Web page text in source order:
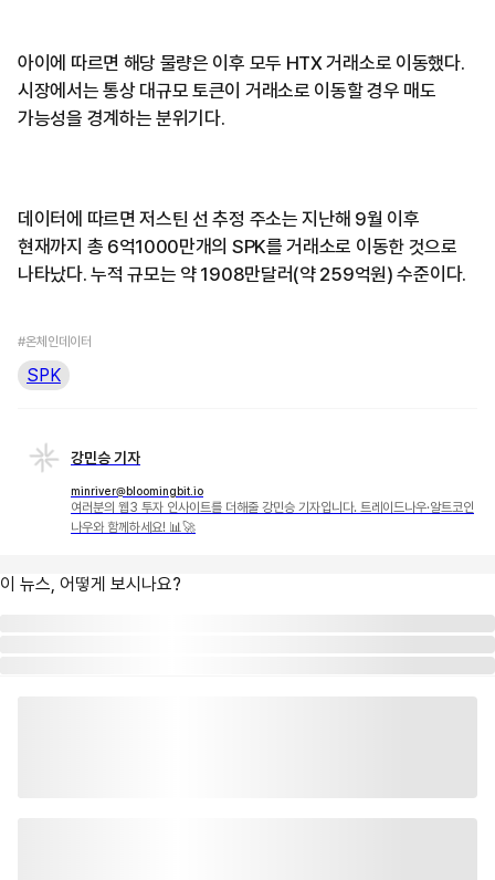
아이에 따르면 해당 물량은 이후 모두 HTX 거래소로 이동했다.
시장에서는 통상 대규모 토큰이 거래소로 이동할 경우 매도
가능성을 경계하는 분위기다.
데이터에 따르면 저스틴 선 추정 주소는 지난해 9월 이후
현재까지 총 6억1000만개의 SPK를 거래소로 이동한 것으로
나타났다. 누적 규모는 약 1908만달러(약 259억원) 수준이다.
#온체인데이터
SPK
강민승 기자
minriver@bloomingbit.io
여러분의 웹3 투자 인사이트를 더해줄 강민승 기자입니다. 트레이드나우·알트코인
나우와 함께하세요! 📊🚀
이 뉴스, 어떻게 보시나요?